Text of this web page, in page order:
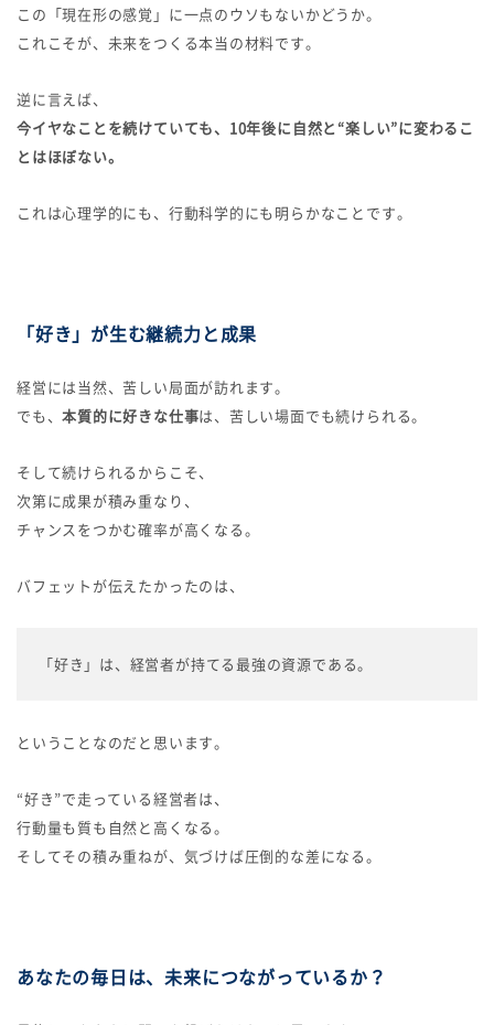
この「現在形の感覚」に一点のウソもないかどうか。
これこそが、未来をつくる本当の材料です。
逆に言えば、
今イヤなことを続けていても、10年後に自然と“楽しい”に変わるこ
とはほぼない。
これは心理学的にも、行動科学的にも明らかなことです。
「好き」が生む継続力と成果
経営には当然、苦しい局面が訪れます。
でも、本質的に好きな仕事は、苦しい場面でも続けられる。
そして続けられるからこそ、
次第に成果が積み重なり、
チャンスをつかむ確率が高くなる。
バフェットが伝えたかったのは、
「好き」は、経営者が持てる最強の資源である。
ということなのだと思います。
“好き”で走っている経営者は、
行動量も質も自然と高くなる。
そしてその積み重ねが、気づけば圧倒的な差になる。
あなたの毎日は、未来につながっているか？